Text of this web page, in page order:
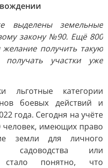
выделены земельные
закону №90. Ещё 800
получить такую
участки уже
льготные категории
боевых действий и
года. Сегодня на учёте
человек, имеющих право
земли для личного
садоводства или
стало понятно, что